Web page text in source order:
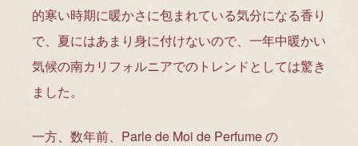
的寒い時期に暖かさに包まれている気分になる香り
で、夏にはあまり身に付けないので、一年中暖かい
気候の南カリフォルニアでのトレンドとしては驚き
ました。
一方、数年前、Parle de Moi de Perfume の